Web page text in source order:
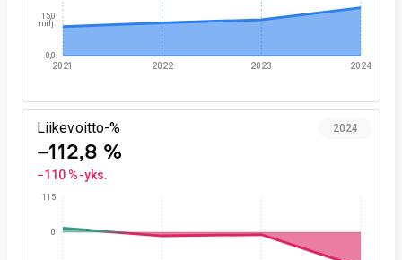
2021 2022 2023 2024
0,0
15,0
milj.
Liikevoitto-%
−112,8 %
−110 %-yks.
2024
0
115